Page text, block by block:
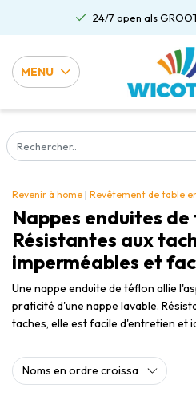
Gratis verzending
MENU
Revenir à home | Revêtement de table
Nappes enduites de
Résistantes aux
imperméables et
Une nappe enduite de téflon allie
praticité d'une nappe lavable.
taches, elle est facile d'entretien et